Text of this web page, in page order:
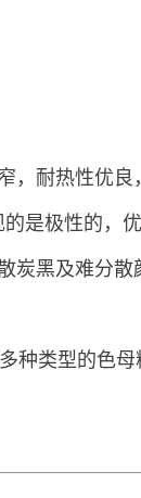
，耐热性优良
是极性的，
炭黑及难分散
种类型的色